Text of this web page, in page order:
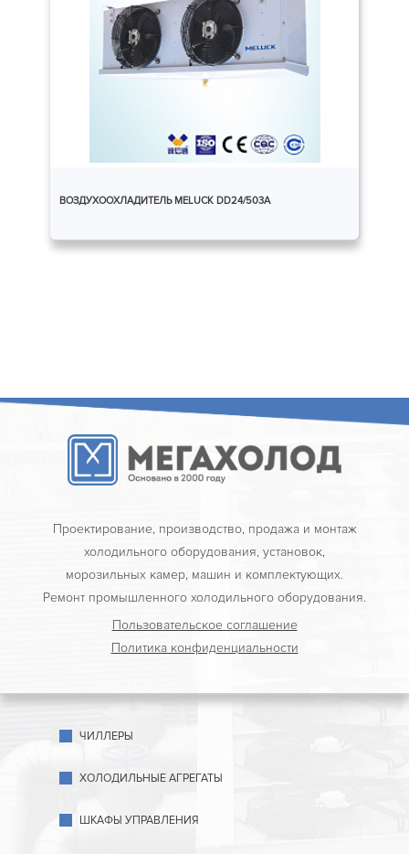
ВОЗДУХООХЛАДИТЕЛЬ MELUCK DD24/503A
Проектирование, производство, продажа и монтаж
холодильного оборудования, установок,
морозильных камер, машин и комплектующих.
Ремонт промышленного холодильного оборудования.
Пользовательское соглашение
Политика конфиденциальности
ЧИЛЛЕРЫ
ХОЛОДИЛЬНЫЕ АГРЕГАТЫ
ШКАФЫ УПРАВЛЕНИЯ